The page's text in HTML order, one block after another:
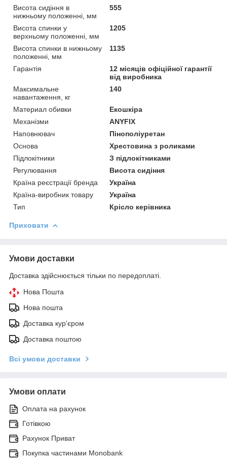
Висота сидіння в
нижньому положенні, мм
555
Висота спинки у
верхньому положенні, мм
1205
Висота спинки в нижньому
положенні, мм
1135
Гарантія
12 місяців офіційної гарантії
від виробника
Максимальне
навантаження, кг
140
Материал обивки
Екошкіра
Механізми
ANYFIX
Наповнювач
Пінополіуретан
Основа
Хрестовина з роликами
Підлокітники
З підлокітниками
Регулювання
Висота сидіння
Країна реєстрації бренда
Україна
Країна-виробник товару
Україна
Тип
Крісло керівника
Приховати
Умови доставки
Доставка здійснюється тільки по передоплаті.
Нова Пошта
Нова пошта
Доставка кур'єром
Доставка поштою
Всі умови доставки
Умови оплати
Оплата на рахунок
Готівкою
Рахунок Приват
Покупка частинами Monobank